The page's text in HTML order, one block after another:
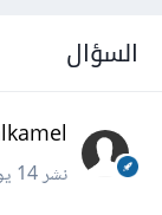
السؤال
نشر14 يونيو 2015